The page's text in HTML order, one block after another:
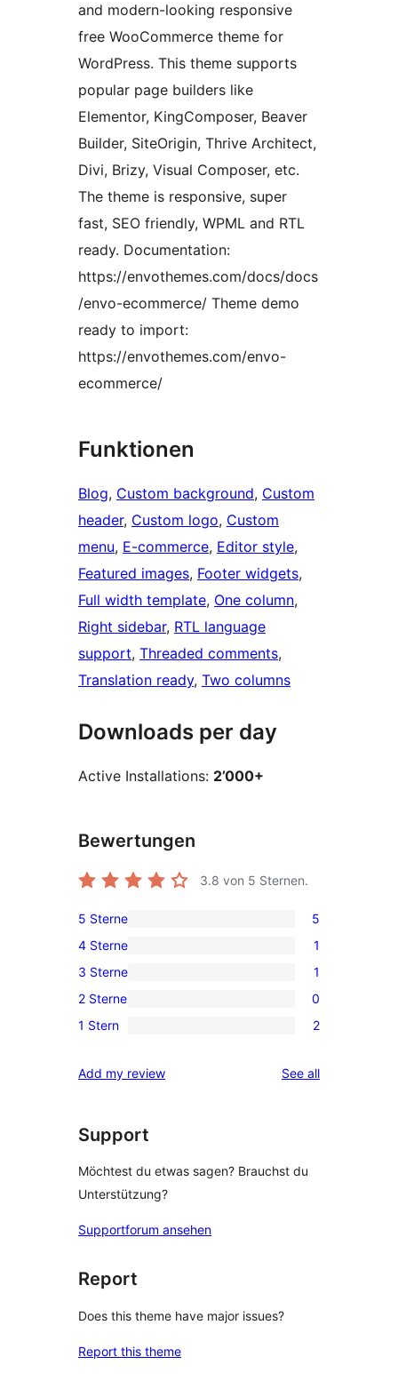
and modern-looking responsive
free WooCommerce theme for
WordPress. This theme supports
popular page builders like
Elementor, KingComposer, Beaver
Builder, SiteOrigin, Thrive Architect,
Divi, Brizy, Visual Composer, etc.
The theme is responsive, super
fast, SEO friendly, WPML and RTL
ready. Documentation:
https://envothemes.com/docs/docs
/envo-ecommerce/ Theme demo
ready to import:
https://envothemes.com/envo-
ecommerce/
Funktionen
Blog, Custom background, Custom
header, Custom logo, Custom
menu, E-commerce, Editor style
Featured images, Footer widgets
Full width template, One column
Right sidebar, RTL language
support, Threaded comments
Translation ready, Two columns
Downloads per day
Active Installations: 2’000+
Bewertungen
3.8 von 5 Sternen.
5
5-
Sterne-
Rezensionen
5 Sterne 5
1
4-
Sterne-
Rezension
4 Sterne 1
1
3-
Sterne-
3 Sterne 1
0
2-
Rezensionen
2 Sterne 0
2
Sterne-
1 Stern 2
Add my review See allreviews
Support
Möchtest du etwas sagen? Brauchst du
Unterstützung?
Supportforum ansehen
Report
Does this theme have major issues?
Report this theme